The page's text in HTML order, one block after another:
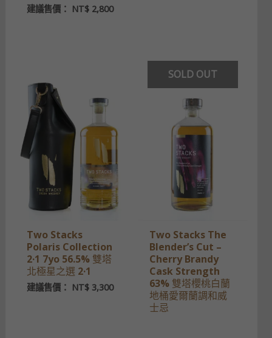
建議售價： NT$2,800
Two Stacks
Polaris Collection
2·1 7yo 56.5% 雙塔
北極星之選 2·1
建議售價： NT$3,300
SOLD OUT
Two Stacks The
Blender’s Cut –
Cherry Brandy
Cask Strength
63% 雙塔櫻桃白蘭
地桶愛爾蘭調和威
士忌